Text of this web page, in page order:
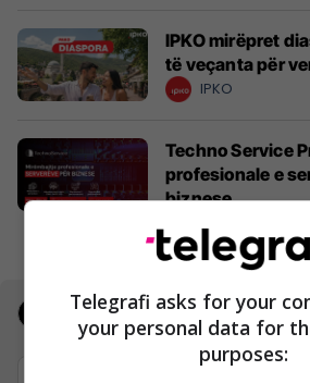
IPKO mirëpret
të veçanta për
IPKO
Techno Service
profesionale e
biznese
Techno
Real Estate
Telegrafi asks for your
your personal data for
purposes: